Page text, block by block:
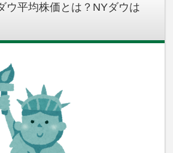
ウ平均株価とは？NYダウは